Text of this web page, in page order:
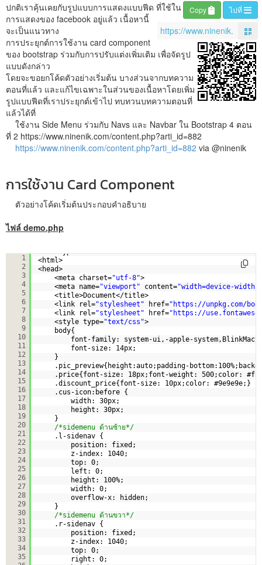
ไปที่
Copy
ปกติเราคุ้นเคยกับรูปแบบการแสดงแบบฟีด ที่ใช้ใน
การแสดงของ facebook อยู่แล้ว เนื้อหานี้
จะเป็นแนวทาง
การประยุกต์การใช้งาน card component
ของ bootstrap ร่วมกับการปรับแต่งเพิ่มเติม เพื่อจัดรูป
แบบดังกล่าว
โดยจะขอยกโค้ดตัวอย่างเริ่มต้น บางส่วนจากบทความ
ตอนที่แล้ว และแก้ไขเฉพาะในส่วนของเนื้อหาโดยเพิ่ม
รูปแบบฟีดที่เราประยุกต์เข้าไป ทบทวนบทความตอนที่
แล้วได้ที่
ใช้งาน Side Menu ร่วมกับ Navs และ Navbar ใน Bootstrap 4 ตอน
ที่ 2 https://www.ninenik.com/content.php?arti_id=882
https://www.ninenik.com/content.php?arti_id=882 via @ninenik
การใช้งาน Card Component
ตัวอย่างโค้ดเริ่มต้นประกอบคำอธิบาย
ไฟล์ demo.php
1
2
3
4
5
6
7
8
9
10
11
12
13
14
15
16
17
18
19
20
21
22
23
24
25
26
27
28
29
30
31
32
33
34
35
<html>
<head>
<meta charset="utf-8">
<meta name="viewport" content="width=device-
<title>Document</title>
<link rel="stylesheet" href=" https://unpkg.com/
<link rel="stylesheet" href=" https://
<style type="text/css">
body{
font-family: system-ui,-apple-
font-size: 14px;
}
.pic_preview{height:auto;padding-
.price{font-size: 18px;font-weight: 500;color:
.discount_price{font-size: 10px;color: #9e9e9e;}
.cus-icon:before {
width: 30px;
height: 30px;
}
/*sidemenu ด้านซ้าย*/
.l-sidenav {
position: fixed;
z-index: 1040;
top: 0;
left: 0;
height: 100%;
width: 0;
overflow-x: hidden;
}
/*sidemenu ด้านขวา*/
.r-sidenav {
position: fixed;
z-index: 1040;
top: 0;
right: 0;